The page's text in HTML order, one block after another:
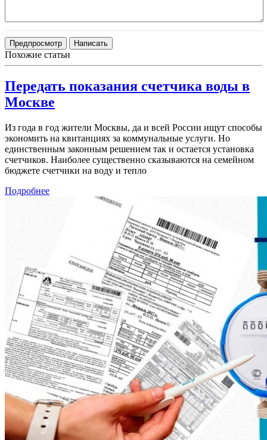
Похожие статьи
Передать показания счетчика воды в
Москве
Из года в год жители Москвы, да и всей России ищут способы
экономить на квитанциях за коммунальные услуги. Но
единственным законным решением так и остается установка
счетчиков. Наиболее существенно сказываются на семейном
бюджете счетчики на воду и тепло
Подробнее